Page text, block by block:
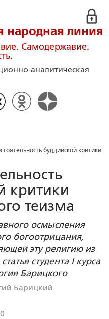
народная линия
Самодержавие.
аналитическая
буддийской критики
критики
теизма
осмысления
богоотрицания,
эту религию из
студента I курса
Барицкого
Барицкий
0